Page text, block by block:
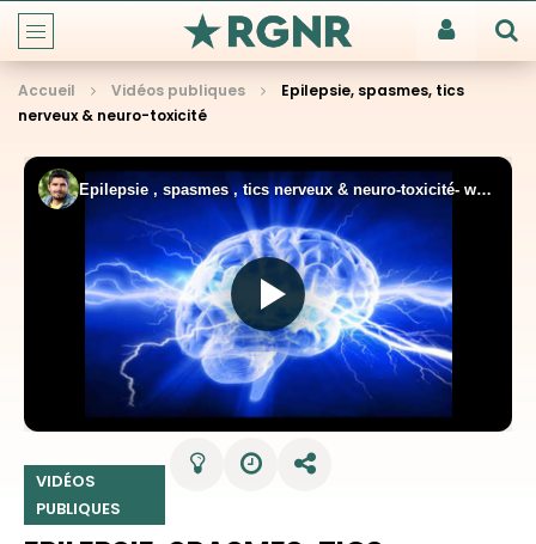
Accueil Vidéos publiques
Epilepsie, spasmes, tics
nerveux & neuro-toxicité
VIDÉOS
PUBLIQUES